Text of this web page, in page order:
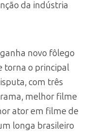
da indústria
novo fôlego
torna o principal
com três
melhor filme
ator em filme de
longa brasileiro